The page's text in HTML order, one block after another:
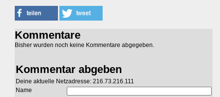
Kommentare
Bisher wurden noch keine Kommentare abgegeben.
Kommentar abgeben
Deine aktuelle Netzadresse: 216.73.216.111
Name